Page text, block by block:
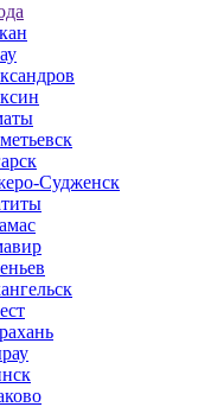
Судженск